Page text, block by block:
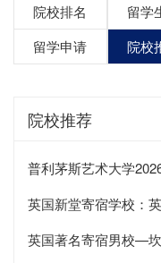
院校排名
留学
留学申请
院校
院校推荐
普利茅斯艺术大学
排
英国新堂寄宿学校：
学校
英国著名寄宿男校—